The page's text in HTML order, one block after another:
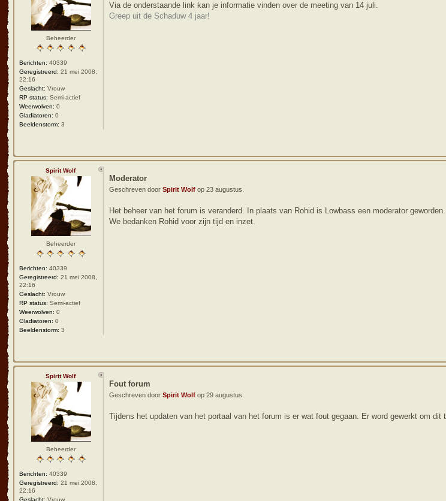
Beheerder
Berichten: 40339
Geregistreerd: 21 mei 2008,
22:16
Geslacht: Vrouw
RP status: Semi-actief
Weerwolven: 0
Gladiatoren: 0
Beeldenstorm: 3
Via de onderstaande link kan je informatie vinden over de meeting van 14 juli.
Greep uit de Schaduw 4 jaar!
Spirit Wolf
Beheerder
Berichten: 40339
Geregistreerd: 21 mei 2008,
22:16
Geslacht: Vrouw
RP status: Semi-actief
Weerwolven: 0
Gladiatoren: 0
Beeldenstorm: 3
Moderator
Geschreven door Spirit Wolf op 23 augustus.
Het beheer van het forum is veranderd. In plaats van Rohid is Lowbass een moderator
We bedanken Rohid voor zijn tijd en inzet.
Spirit Wolf
Beheerder
Berichten: 40339
Geregistreerd: 21 mei 2008,
22:16
Geslacht: Vrouw
Fout forum
Geschreven door Spirit Wolf op 29 augustus.
Tijdens het updaten van het portaal van het forum is er wat fout gegaan. Er word gewerkt om